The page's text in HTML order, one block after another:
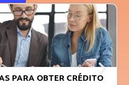
A DIFERENÇA: SEJA